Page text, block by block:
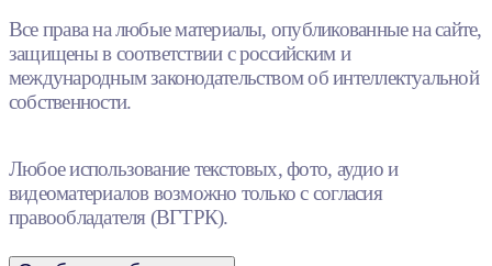
Все права на любые материалы, опубликованные на сайте,
защищены в соответствии с российским и
международным законодательством об интеллектуальной
собственности.
Любое использование текстовых, фото, аудио и
видеоматериалов возможно только с согласия
правообладателя (ВГТРК).